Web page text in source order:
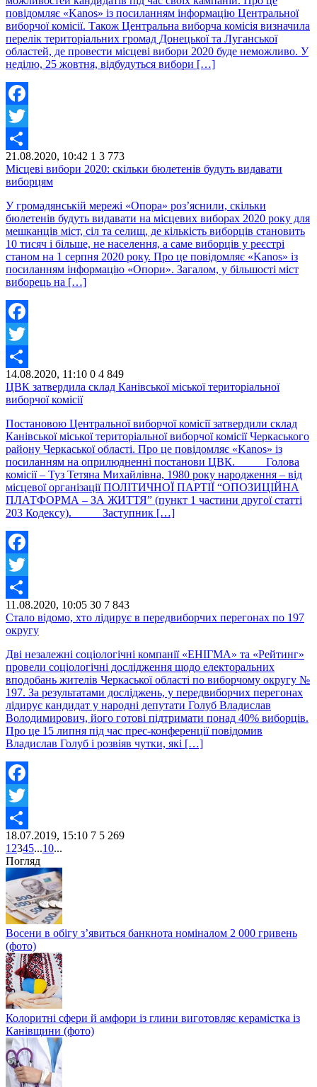
повідомляє «Kanos» із посиланням інформацію Центральної
виборчої комісії. Також Центральна виборча комісія визначила
перелік територіальних громад Донецької та Луганської
областей, де провести місцеві вибори 2020 буде неможливо. У
неділю, 25 жовтня, відбудуться вибори […]
Facebook
Twitter
Share
21.08.2020, 10:42 1 3 773
Місцеві вибори 2020: скільки бюлетенів будуть видавати
виборцям
У громадянській мережі «Опора» роз’яснили, скільки
бюлетенів будуть видавати на місцевих виборах 2020 року для
мешканців міст, сіл та селищ, де кількість виборців становить
10 тисяч і більше, не населення, а саме виборців у реєстрі
станом на 1 серпня 2020 року. Про це повідомляє «Kanos» із
посиланням інформацію «Опори». Загалом, у більшості міст
виборець на […]
Facebook
Twitter
Share
14.08.2020, 11:10 0 4 849
ЦВК затвердила склад Канівської міської територіальної
виборчої комісії
Постановою Центральної виборчої комісії затвердили склад
Канівської міської територіальної виборчої комісії Черкаського
району Черкаської області. Про це повідомляє «Kanos» із
посиланням на оприлюдненні постанови ЦВК. Голова
комісії – Туз Тетяна Михайлівна, 1980 року народження – від
місцевої організації ПОЛІТИЧНОЇ ПАРТІЇ “ОПОЗИЦІЙНА
ПЛАТФОРМА – ЗА ЖИТТЯ” (пункт 1 частини другої статті
203 Кодексу). Заступник […]
Facebook
Twitter
Share
11.08.2020, 10:05 30 7 843
Стало відомо, хто лідирує в передвиборчих перегонах по 197
округу
Дві незалежні соціологічні компанії «ЕНІГМА» та «Рейтинг»
провели соціологічні дослідження щодо електоральних
вподобань жителів Черкаської області по виборчому округу №
197. За результатами досліджень, у передвиборчих перегонах
лідирує кандидат у народні депутати Голуб Владислав
Володимирович, його готові підтримати понад 40% виборців.
Про це 15 липня під час прес-конференції повідомив
Владислав Голуб і розвіяв чутки, які […]
Facebook
Twitter
Share
18.07.2019, 15:10 7 5 269
1 2345...10...
Погляд
Восени в обігу з’явиться банкнота номіналом 2 000 гривень
(фото)
Колоритні сфери й амфори із глини виготовляє керамістка із
Канівщини (фото)